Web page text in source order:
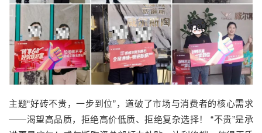
主题“好砖不贵，一步到位”，道破了市场与消费者的核心需求
——渴望高品质，拒绝高价低质、拒绝复杂选择！ “不贵”是承